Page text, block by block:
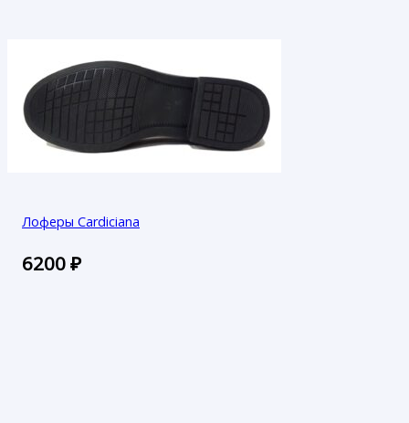
Лоферы Cardiciana
6200₽